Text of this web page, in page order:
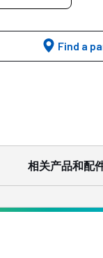
Find a
相关产品和配